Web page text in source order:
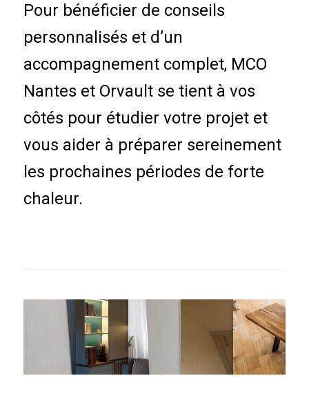
Pour bénéficier de conseils
personnalisés et d’un
accompagnement complet, MCO
Nantes et Orvault se tient à vos
côtés pour étudier votre projet et
vous aider à préparer sereinement
les prochaines périodes de forte
chaleur.